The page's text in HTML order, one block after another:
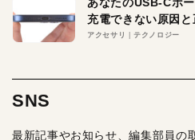
あなたのUSB-Cポ
充電できない原因
アクセサリ テクノロジー
SNS
最新記事やお知らせ、編集部員の